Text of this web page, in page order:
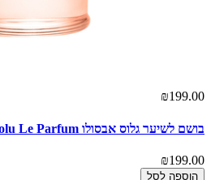
₪199.00
בושם לשיער גלוס אבסולו Gloss Absolu Le Parfum
₪199.00
הוספה לסל